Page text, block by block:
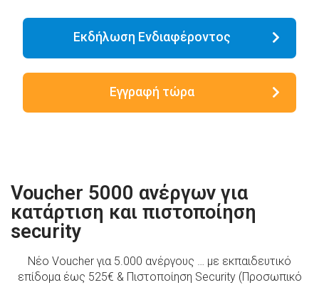
Voucher 5000 ανέργων για
κατάρτιση και πιστοποίηση
security
Νέο Voucher για 5.000 ανέργους … με εκπαιδευτικό
επίδομα έως 525€ & Πιστοποίηση Security (Προσωπικό
Εκδήλωση Ενδιαφέροντος
Εγγραφή τώρα